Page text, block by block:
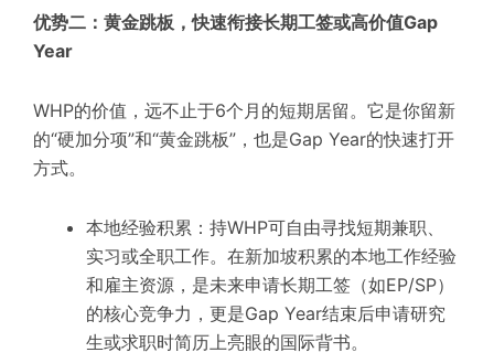
优势二：黄金跳板，快速衔接长期工签或高价值Gap
Year
WHP的价值，远不止于6个月的短期居留。它是你留新
的“硬加分项”和“黄金跳板”，也是Gap Year的快速打开
方式。
本地经验积累：持WHP可自由寻找短期兼职、
实习或全职工作。在新加坡积累的本地工作经验
和雇主资源，是未来申请长期工签（如EP/SP）
的核心竞争力，更是Gap Year结束后申请研究
生或求职时简历上亮眼的国际背书。